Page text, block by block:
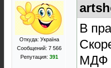
Откуда: Україна
Сообщений: 7 566
Репутация: 391
В
МДФ